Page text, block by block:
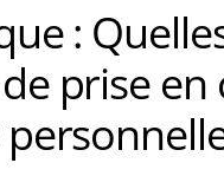
:
prise en